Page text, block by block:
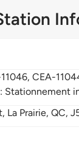
CEA-
Stationnement
La Prairie,QC,